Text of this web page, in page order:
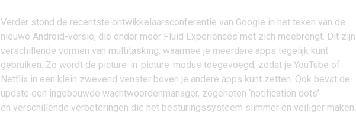
Verder stond de recentste ontwikkelaarsconferentie van Google in het teken van de
nieuwe Android-versie, die onder meer Fluid Experiences met zich meebrengt. Dit zijn
verschillende vormen van multitasking, waarmee je meerdere apps tegelijk kunt
gebruiken. Zo wordt de picture-in-picture-modus toegevoegd, zodat je YouTube of
Netflix in een klein zwevend venster boven je andere apps kunt zetten. Ook bevat de
update een ingebouwde wachtwoordenmanager, zogeheten ‘notification dots’
en verschillende verbeteringen die het besturingssysteem slimmer en veiliger maken.